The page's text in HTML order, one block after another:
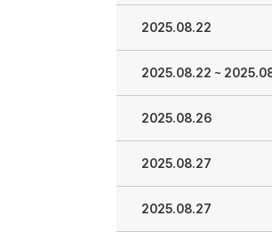
2025.08.22
2025.08.22 ~
2025.08.26
2025.08.27
2025.08.27